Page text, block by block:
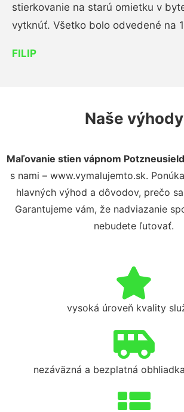
stierkovanie na starú omietku v
vytknúť. Všetko bolo odvedené na
FILIP
Naše výhody
Maľovanie stien vápnom Potzneusield
s nami – www.vymalujemto.sk.
hlavných výhod a dôvodov, prečo
Garantujeme vám, že nadviazanie
nebudete ľutovať.
vysoká úroveň kvality
nezáväzná a bezplatná